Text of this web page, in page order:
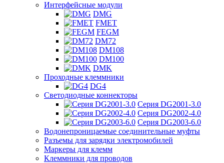
Интерфейсные модули
DMG
FMET
FEGM
DM72
DM108
DM100
DMK
Проходные клеммники
DG4
Светодиодные коннекторы
Серия DG2001-3.0
Серия DG2002-4.0
Серия DG2003-6.0
Водонепроницаемые соединительные муфты
Разъемы для зарядки электромобилей
Маркеры для клемм
Клеммники для проводов